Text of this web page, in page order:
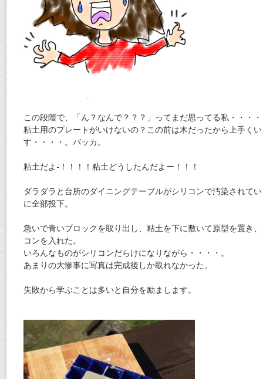
この段階で、「ん？なんで？？？」ってまだ思ってる私・・・・
粘土用のプレートがいけないの？この前は木だったから上手く
す・・・・。バッカ。
粘土だよ-！！！！粘土どうしたんだよー！！！
ダラダラと台所のダイニングテーブルがシリコンで汚染されて
に全部投下。
急いで青いブロックを取り出し、粘土を下に敷いて原型を置き
コンを入れた。
いろんなものがシリコンだらけになりながら・・・・。
あまりの大惨事に写真は完成後しか取れなかった。
失敗から学ぶことは多いと自分を励まします。